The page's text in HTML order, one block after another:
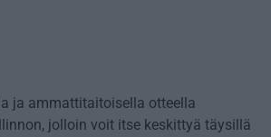
ja ammattitaitoisella otteella
jolloin voit itse keskittyä täysillä